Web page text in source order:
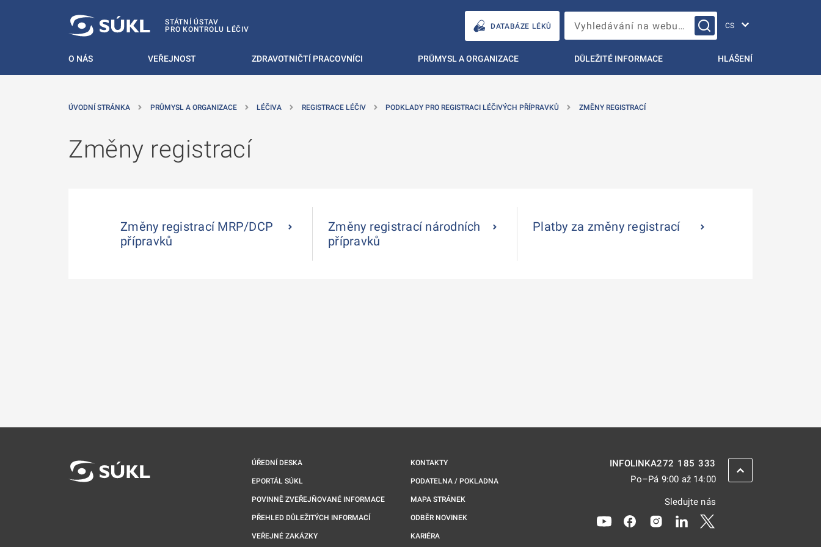
STÁTNÍ ÚSTAV
PRO KONTROLU LÉČIV
DATABÁZE LÉKŮ Vyhledávání na webu…
O NÁS VEŘEJNOST ZDRAVOTNIČTÍ PRACOVNÍCI PRŮMYSL A ORGANIZACE DŮLEŽITÉ INFORMACE HLÁŠENÍ
ÚVODNÍ STRÁNKA PRŮMYSL A ORGANIZACE LÉČIVA REGISTRACE LÉČIV PODKLADY PRO REGISTRACI LÉČIVÝCH PŘÍPRAVKŮ ZMĚNY REGISTRACÍ
Změny registrací
Změny registrací MRP/DCP
přípravků
Změny registrací národních
přípravků
Platby za změny registrací
ÚŘEDNÍ DESKA
EPORTÁL SÚKL
POVINNĚ ZVEŘEJŇOVANÉ INFORMACE
PŘEHLED DŮLEŽITÝCH INFORMACÍ
VEŘEJNÉ ZAKÁZKY
KONTAKTY
PODATELNA / POKLADNA
MAPA STRÁNEK
ODBĚR NOVINEK
KARIÉRA
INFOLINKA272 185 333
Po–Pá 9:00 až 14:00
Sledujte nás
Odkaz se otevře na nové kartě
Odkaz se otevře na nové kartě
Odkaz se otevře na nové kartě
Odkaz se otevře na nové
ZPĚT NAHORU